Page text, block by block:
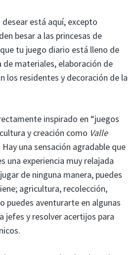
está aquí, excepto
besar a las princesas de
tu juego diario está lleno de
de materiales, elaboración de
los residentes y decoración de la
inspirado en “juegos
y creación como Valle
Hay una sensación agradable que
una experiencia muy relajada
de ninguna manera, puedes
agricultura, recolección,
puedes aventurarte en algunas
jefes y resolver acertijos para